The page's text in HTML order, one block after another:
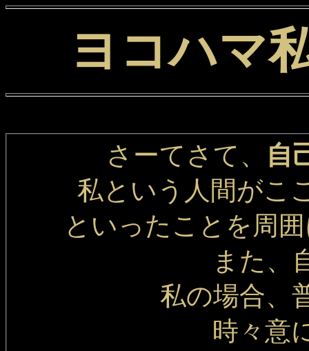
ヨコハマ
さーてさて、
自
私という人間がこ
といったことを周
また、
私の場合、
時々意